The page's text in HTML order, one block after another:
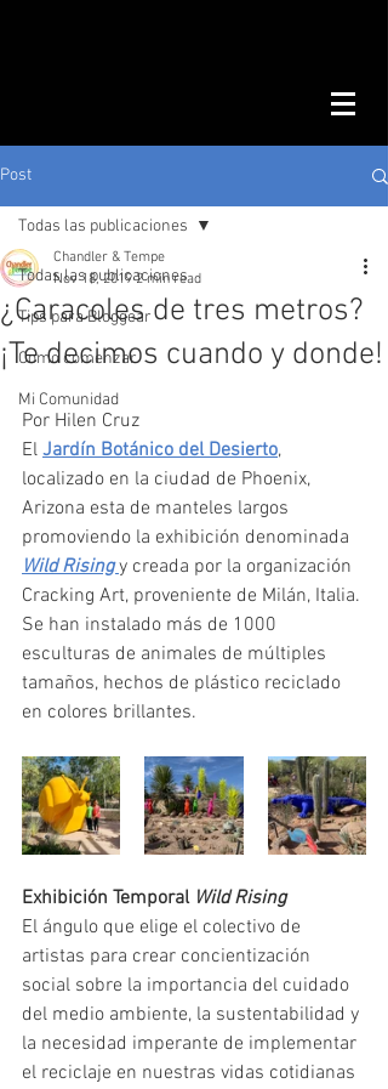
Post
Todas las publicaciones
Tips para Bloggear
Como comenzar
Mi Comunidad
Todas las publicaciones
¿Caracoles de tres metros?
¡Te decimos cuando y donde!
Chandler & Tempe
Nov 18, 2019 2 min read
Por Hilen Cruz
El Jardín Botánico del Desierto,
localizado en la ciudad de Phoenix,
Arizona esta de manteles largos
promoviendo la exhibición denominada
Wild Rising y creada por la organización
Cracking Art, proveniente de Milán, Italia.
Se han instalado más de 1000
esculturas de animales de múltiples
tamaños, hechos de plástico reciclado
en colores brillantes.
Exhibición Temporal Wild Rising
El ángulo que elige el colectivo de
artistas para crear concientización
social sobre la importancia del cuidado
del medio ambiente, la sustentabilidad y
la necesidad imperante de implementar
el reciclaje en nuestras vidas cotidianas